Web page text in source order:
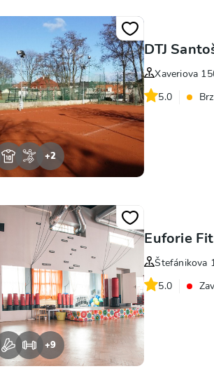
+2
DTJ
Xaveriova
5.0
+9
Euforie
Štefánikova
5.0